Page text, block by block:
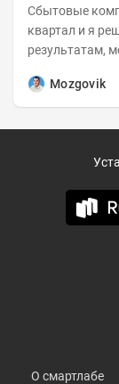
Сбытовые
квартал и я
результатам,
Mozgovik
О смартлабе